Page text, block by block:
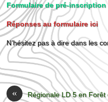
Formulaire de pré-inscription
Réponses au formulaire ici
N’hésitez pas à dire dans les
« Régionale LD 5 en